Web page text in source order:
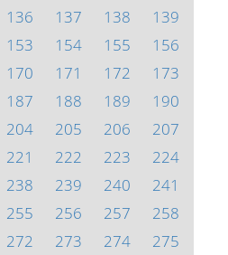
136 137 138
139
153 154 155
156
170 171 172
173
187 188 189
190
204 205 206
207
221 222 223
224
238 239 240
241
255 256 257
258
272 273 274 275